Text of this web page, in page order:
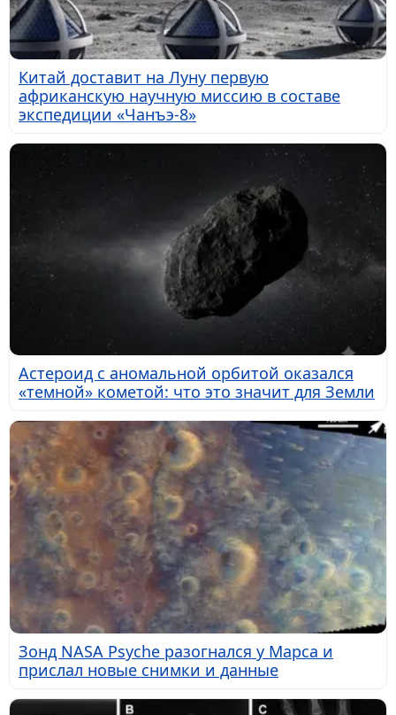
Китай доставит на Луну первую
африканскую научную миссию в составе
экспедиции «Чанъэ-8»
Астероид с аномальной орбитой оказался
«темной» кометой: что это значит для Земли
Зонд NASA Psyche разогнался у Марса и
прислал новые снимки и данные